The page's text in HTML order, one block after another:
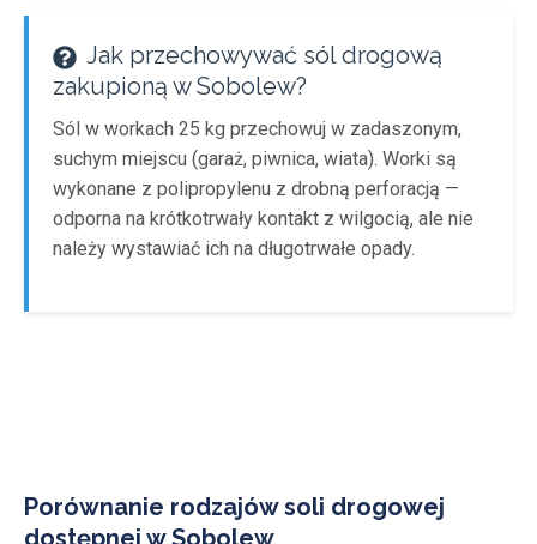
Jak przechowywać sól drogową
zakupioną w Sobolew?
Sól w workach 25 kg przechowuj w zadaszonym,
suchym miejscu (garaż, piwnica, wiata). Worki są
wykonane z polipropylenu z drobną perforacją —
odporna na krótkotrwały kontakt z wilgocią, ale nie
należy wystawiać ich na długotrwałe opady.
Porównanie rodzajów soli drogowej
dostępnej w Sobolew